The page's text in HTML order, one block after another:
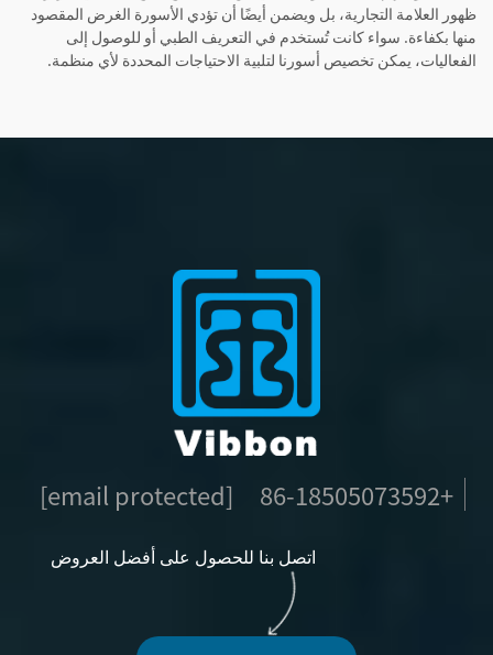
ظهور العلامة التجارية، بل ويضمن أيضًا أن تؤدي الأسورة الغرض المقصود
منها بكفاءة. سواء كانت تُستخدم في التعريف الطبي أو للوصول إلى
الفعاليات، يمكن تخصيص أسورنا لتلبية الاحتياجات المحددة لأي منظمة.
+86-18505073592
[email protected]
اتصل بنا للحصول على أفضل العروض